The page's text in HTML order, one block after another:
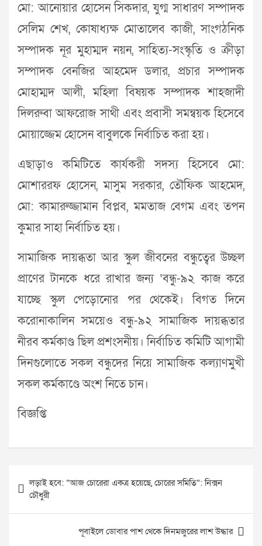
মো: আনোয়ার হোসেন সিকদার, যুগ্ম সাধারণ সম্পাদক
সেলিম শেখ, কোষাধ্যক্ষ মোতালেব কাজী, সাংগঠনিক
সম্পাদক নূর মুহাম্মদ নয়ন, সাহিত্য-সংস্কৃতি ও ক্রীড়া
সম্পাদক বেনজির আহমেদ ডলার, প্রচার সম্পাদক
মোহাম্মদ আলী, মহিলা বিষয়ক সম্পাদক শাহজাদী
দিলরুবা আফরোজ সাথী এবং প্রবাসী সমন্বয়ক হিসেবে
মোয়াজ্জেম হোসেন বাবুলকে নির্বাচিত করা হয়।
এছাড়াও কমিটিতে কার্যকরী সদস্য হিসেবে মো:
মোশাররফ হোসেন, মাসুম সরকার, তৌফিক আহমেদ,
মো: কামারুজ্জামান বিপ্লব, মমতাজ বেগম এবং তপন
কুমার সাহা নির্বাচিত হয়।
সামাজিক দায়ব্ধতা আর স্কুল জীবনের বন্ধুত্বের উচ্ছল
প্রাণের টানকে ধরে রাখার জন্য ‘বন্ধু-৯২ কাজ করে
যাচ্ছে স্কুল পেড়োনোর পর থেকেই। বিগত দিনে
করোনাকালিন সময়েও বন্ধু-৯২ সামাজিক দায়ব্ধতার
নীরব কর্মকাণ্ড ছিল প্রশংসনীয়। নির্বাচিত কমিটি আগামী
দিনগুলোতে সকল বন্ধুদের নিয়ে সামাজিক কল্যাণমুখী
সকল কর্মকাণ্ডে অংশ নিতে চান।
বিজ্ঞপ্তি
navigation
লড়াই হবে: ”আজ চোরেরা একত্র হয়েছে, চোরের সমিতি”: নিক্সন
চৌধুরী
পূবাইলে ডোবার পাশ থেকে দিনমজুরের লাশ উদ্ধার